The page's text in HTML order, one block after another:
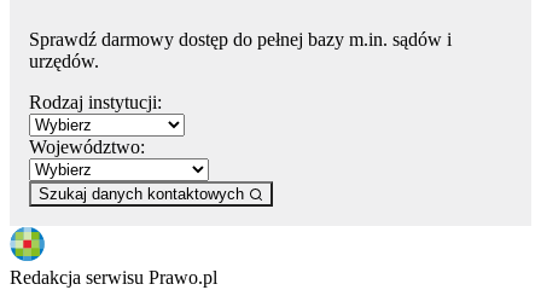
Sprawdź darmowy dostęp do pełnej bazy m.in. sądów i
urzędów.
Rodzaj instytucji:
Województwo:
Szukaj danych kontaktowych
Redakcja serwisu Prawo.pl